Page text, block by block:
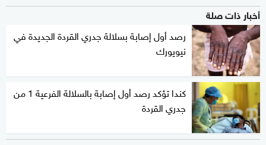
أخبار ذات صلة
رصد أول إصابة بسلالة جدري القردة الجديدة في
نيويورك
كندا تؤكد رصد أول إصابة بالسلالة الفرعية 1 من
جدري القردة